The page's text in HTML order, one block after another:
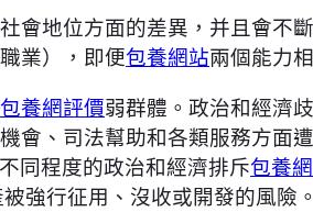
會地位方面的差異，并且會不
業），即便包養網站兩個能力
包養網評價弱群體。政治和經濟
、司法幫助和各類服務方面
同程度的政治和經濟排斥包養
強行征用、沒收或開發的風險。